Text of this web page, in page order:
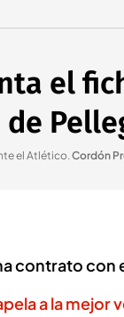
el
el Atlético.Cordón
contrato con
a la mejor